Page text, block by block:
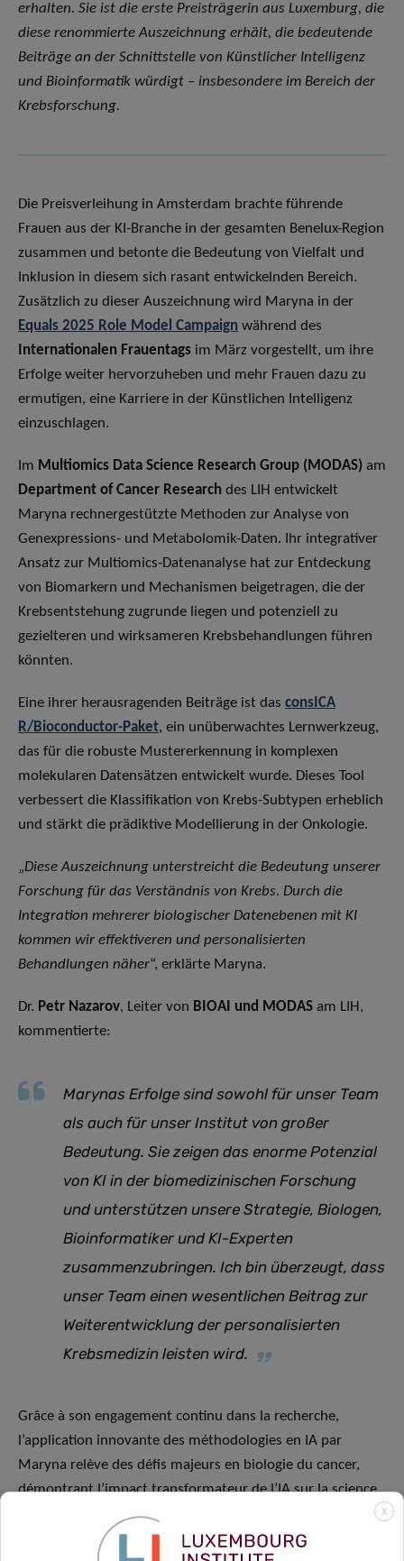
erhalten. Sie ist die erste Preisträgerin aus Luxemburg, die
diese renommierte Auszeichnung erhält, die bedeutende
Beiträge an der Schnittstelle von Künstlicher Intelligenz
und Bioinformatik würdigt – insbesondere im Bereich der
Krebsforschung.
Die Preisverleihung in Amsterdam brachte führende
Frauen aus der KI-Branche in der gesamten Benelux-Region
zusammen und betonte die Bedeutung von Vielfalt und
Inklusion in diesem sich rasant entwickelnden Bereich.
Zusätzlich zu dieser Auszeichnung wird Maryna in der
Equals 2025 Role Model Campaign während des
Internationalen Frauentags im März vorgestellt, um ihre
Erfolge weiter hervorzuheben und mehr Frauen dazu zu
ermutigen, eine Karriere in der Künstlichen Intelligenz
einzuschlagen.
Im Multiomics Data Science Research Group (MODAS) am
Department of Cancer Research des LIH entwickelt
Maryna rechnergestützte Methoden zur Analyse von
Genexpressions- und Metabolomik-Daten. Ihr integrativer
Ansatz zur Multiomics-Datenanalyse hat zur Entdeckung
von Biomarkern und Mechanismen beigetragen, die der
Krebsentstehung zugrunde liegen und potenziell zu
gezielteren und wirksameren Krebsbehandlungen führen
könnten.
Eine ihrer herausragenden Beiträge ist das consICA
R/Bioconductor-Paket, ein unüberwachtes Lernwerkzeug,
das für die robuste Mustererkennung in komplexen
molekularen Datensätzen entwickelt wurde. Dieses Tool
verbessert die Klassifikation von Krebs-Subtypen erheblich
und stärkt die prädiktive Modellierung in der Onkologie.
„Diese Auszeichnung unterstreicht die Bedeutung unserer
Forschung für das Verständnis von Krebs. Durch die
Integration mehrerer biologischer Datenebenen mit KI
kommen wir effektiveren und personalisierten
Behandlungen näher“, erklärte Maryna.
Dr. Petr Nazarov, Leiter von BIOAI und MODAS am LIH,
kommentierte:
Marynas Erfolge sind sowohl für unser Team
als auch für unser Institut von großer
Bedeutung. Sie zeigen das enorme Potenzial
von KI in der biomedizinischen Forschung
und unterstützen unsere Strategie, Biologen,
Bioinformatiker und KI-Experten
zusammenzubringen. Ich bin überzeugt, dass
unser Team einen wesentlichen Beitrag zur
Weiterentwicklung der personalisierten
Krebsmedizin leisten wird.
Grâce à son engagement continu dans la recherche,
l’application innovante des méthodologies en IA par
Maryna relève des défis majeurs en biologie du cancer,
démontrant l’impact transformateur de l’IA sur la science
X